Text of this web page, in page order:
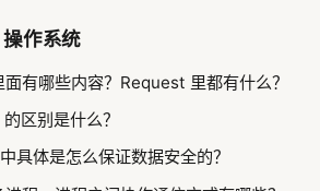
作系统
有哪些内容？Request 里都有什么？
区别是什么？
具体是怎么保证数据安全的？